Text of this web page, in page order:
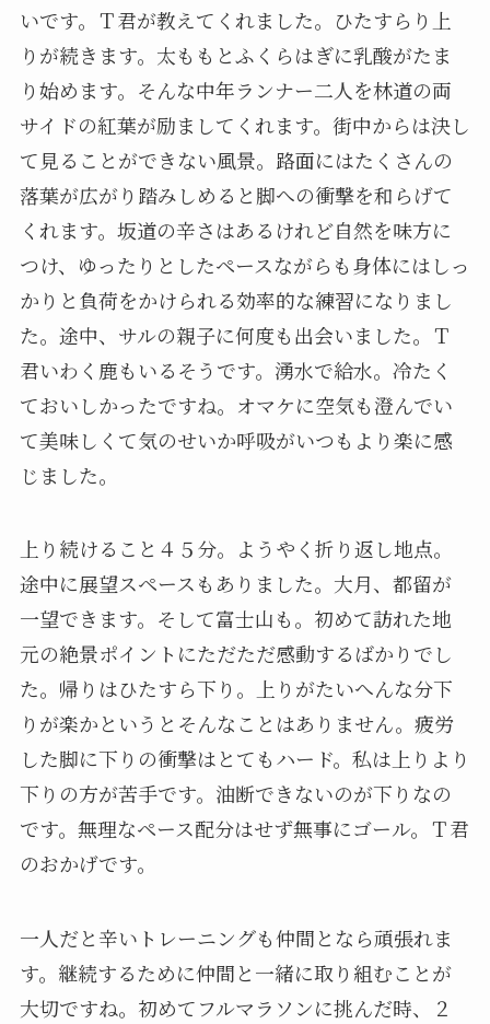
いです。Ｔ君が教えてくれました。ひたすらり上
りが続きます。太ももとふくらはぎに乳酸がたま
り始めます。そんな中年ランナー二人を林道の両
サイドの紅葉が励ましてくれます。街中からは決し
て見ることができない風景。路面にはたくさんの
落葉が広がり踏みしめると脚への衝撃を和らげて
くれます。坂道の辛さはあるけれど自然を味方に
つけ、ゆったりとしたペースながらも身体にはしっ
かりと負荷をかけられる効率的な練習になりまし
た。途中、サルの親子に何度も出会いました。Ｔ
君いわく鹿もいるそうです。湧水で給水。冷たく
ておいしかったですね。オマケに空気も澄んでい
て美味しくて気のせいか呼吸がいつもより楽に感
じました。
上り続けること４５分。ようやく折り返し地点。
途中に展望スペースもありました。大月、都留が
一望できます。そして富士山も。初めて訪れた地
元の絶景ポイントにただただ感動するばかりでし
た。帰りはひたすら下り。上りがたいへんな分下
りが楽かというとそんなことはありません。疲労
した脚に下りの衝撃はとてもハード。私は上りより
下りの方が苦手です。油断できないのが下りなの
です。無理なペース配分はせず無事にゴール。Ｔ君
のおかげです。
一人だと辛いトレーニングも仲間となら頑張れま
す。継続するために仲間と一緒に取り組むことが
大切ですね。初めてフルマラソンに挑んだ時、２